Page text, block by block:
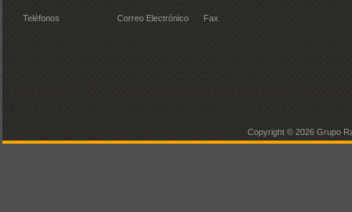
Teléfonos Correo Electrónico Fax
Copyright © 2026 Grupo